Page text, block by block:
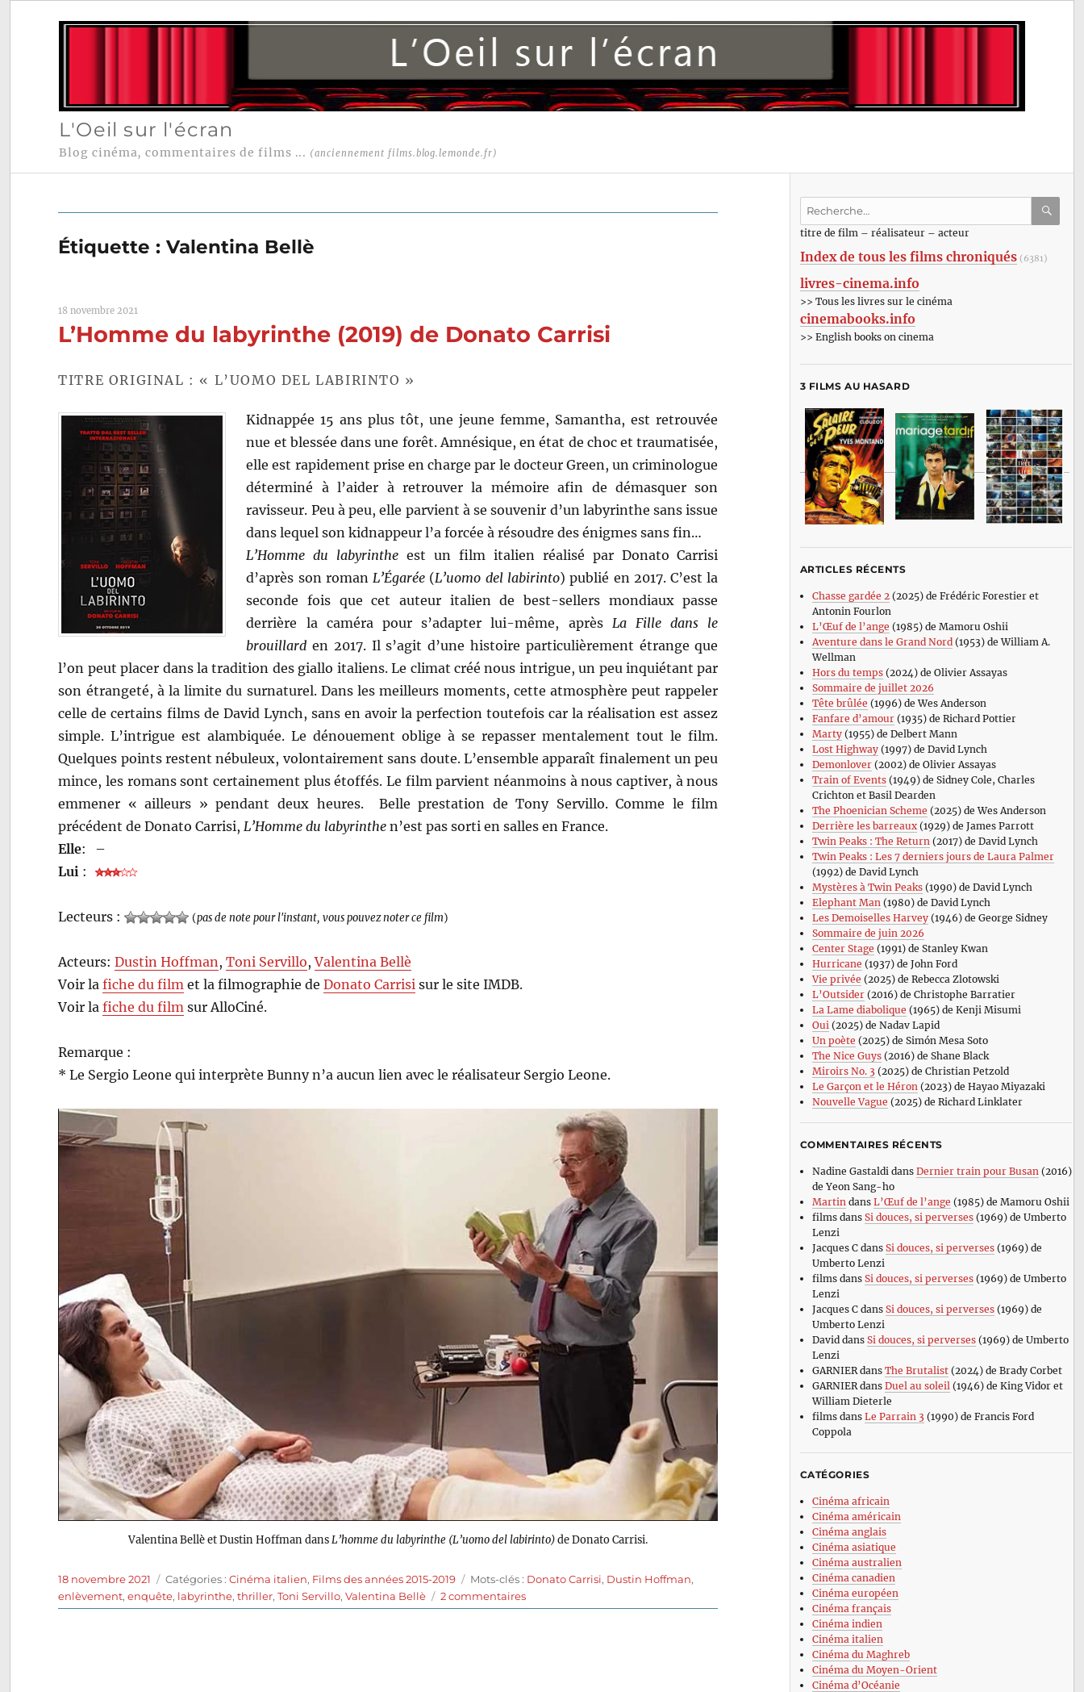
L'Oeil sur l'écran
Blog cinéma, commentaires de films ... (anciennement films.blog.lemonde.fr)
Étiquette :Valentina Bellè
18 novembre 2021
L’Homme du labyrinthe (2019) de Donato Carrisi
TITRE ORIGINAL : « L’UOMO DEL LABIRINTO »
Kidnappée 15 ans plus tôt, une jeune femme, Samantha, est retrouvée
nue et blessée dans une forêt. Amnésique, en état de choc et traumatisée,
elle est rapidement prise en charge par le docteur Green, un criminologue
déterminé à l’aider à retrouver la mémoire afin de démasquer son
ravisseur. Peu à peu, elle parvient à se souvenir d’un labyrinthe sans issue
dans lequel son kidnappeur l’a forcée à résoudre des énigmes sans fin…
L’Homme du labyrinthe est un film italien réalisé par Donato Carrisi
d’après son roman L’Égarée (L’uomo del labirinto) publié en 2017. C’est la
seconde fois que cet auteur italien de best-sellers mondiaux passe
derrière la caméra pour s’adapter lui-même, après La Fille dans le
brouillard en 2017. Il s’agit d’une histoire particulièrement étrange que
l’on peut placer dans la tradition des giallo italiens. Le climat créé nous intrigue, un peu inquiétant par
son étrangeté, à la limite du surnaturel. Dans les meilleurs moments, cette atmosphère peut rappeler
celle de certains films de David Lynch, sans en avoir la perfection toutefois car la réalisation est assez
simple. L’intrigue est alambiquée. Le dénouement oblige à se repasser mentalement tout le film.
Quelques points restent nébuleux, volontairement sans doute. L’ensemble apparaît finalement un peu
mince, les romans sont certainement plus étoffés. Le film parvient néanmoins à nous captiver, à nous
emmener « ailleurs » pendant deux heures. Belle prestation de Tony Servillo. Comme le film
précédent de Donato Carrisi, L’Homme du labyrinthe n’est pas sorti en salles en France.
Elle:
–
Lui :
Lecteurs : (pas de note pour l'instant, vous pouvez noter ce film)
Acteurs:Dustin Hoffman ,Toni Servillo,Valentina Bellè
Voir lafiche du film et la filmographie deDonato Carrisi sur le site IMDB.
Voir lafiche du film sur AlloCiné.
Remarque :
* Le Sergio Leone qui interprète Bunny n’a aucun lien avec le réalisateur Sergio Leone.
Valentina Bellè et Dustin Hoffman dans L’homme du labyrinthe (L’uomo del labirinto)de Donato Carrisi.
Publié
le
18 novembre 2021 Catégories
Catégories :Cinéma italien, Films des années 2015-2019 Étiquettes
Mots-clés : Donato Carrisi, Dustin Hoffman,
enlèvement,enquête, labyrinthe,thriller,Toni Servillo,Valentina Bellè 2 commentairessur
L’Homme
Recherche
:titre de film – réalisateur – acteur
Index de tous les films chroniqués (6381)
livres-cinema.info
>> Tous les livres sur le cinéma
cinemabooks.info
>> English books on cinema
3 FILMS AU HASARD
ARTICLES RÉCENTS
Chasse gardée 2(2025) de Frédéric Forestier et
Antonin Fourlon
L’Œuf de l’ange (1985) de Mamoru Oshii
Aventure dans le Grand Nord(1953) de William A.
Wellman
Hors du temps(2024) de Olivier Assayas
Sommaire de juillet 2026
Tête brûlée (1996) de Wes Anderson
Fanfare d’amour(1935) de Richard Pottier
Marty(1955) de Delbert Mann
Lost Highway(1997) de David Lynch
Demonlover(2002) de Olivier Assayas
Train of Events(1949) de Sidney Cole, Charles
Crichton et Basil Dearden
The Phoenician Scheme (2025) de Wes Anderson
Derrière les barreaux(1929) de James Parrott
Twin Peaks : The Return(2017) de David Lynch
Twin Peaks : Les 7 derniers jours de Laura Palmer
(1992) de David Lynch
Mystères à Twin Peaks(1990) de David Lynch
Elephant Man(1980) de David Lynch
Les Demoiselles Harvey(1946) de George Sidney
Sommaire de juin 2026
Center Stage (1991) de Stanley Kwan
Hurricane (1937) de John Ford
Vie privée (2025) de Rebecca Zlotowski
L’Outsider(2016) de Christophe Barratier
La Lame diabolique (1965) de Kenji Misumi
Oui(2025) de Nadav Lapid
Un poète (2025) de Simón Mesa Soto
The Nice Guys(2016) de Shane Black
Miroirs No. 3 (2025) de Christian Petzold
Le Garçon et le Héron(2023) de Hayao Miyazaki
Nouvelle Vague (2025) de Richard Linklater
COMMENTAIRES RÉCENTS
Nadine Gastaldi dans Dernier train pour Busan (2016)
de Yeon Sang-ho
Martin dans L’Œuf de l’ange (1985) de Mamoru Oshii
filmsdans Si douces, si perverses(1969) de Umberto
Lenzi
Jacques Cdans Si douces, si perverses(1969) de
Umberto Lenzi
filmsdans Si douces, si perverses(1969) de Umberto
Lenzi
Jacques Cdans Si douces, si perverses(1969) de
Umberto Lenzi
David dans Si douces, si perverses(1969) de Umberto
Lenzi
GARNIERdans The Brutalist(2024) de Brady Corbet
GARNIERdans Duel au soleil (1946) de King Vidor et
William Dieterle
filmsdans Le Parrain 3 (1990) de Francis Ford
Coppola
CATÉGORIES
Cinéma africain
Cinéma américain
Cinéma anglais
Cinéma asiatique
Cinéma australien
Cinéma canadien
Cinéma européen
Cinéma français
Cinéma indien
Cinéma italien
Cinéma du Maghreb
Cinéma du Moyen-Orient
Cinéma d’Océanie